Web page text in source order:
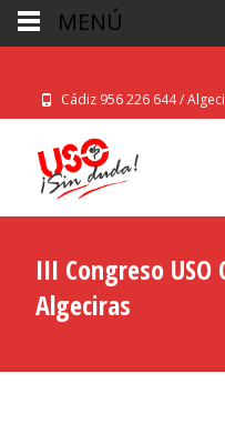
Cádiz 956 226 644 /
III Congreso USO
Algeciras
MENÚ